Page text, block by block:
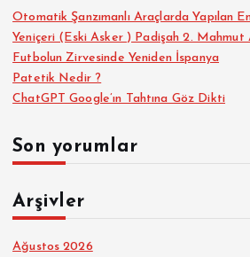
Otomatik Şanzımanlı Araçlarda Yapılan
Yeniçeri (Eski Asker ) Padişah 2. Mahmut
Futbolun Zirvesinde Yeniden İspanya
Patetik Nedir ?
ChatGPT Google’ın Tahtına Göz Dikti
Son yorumlar
Arşivler
Ağustos 2026